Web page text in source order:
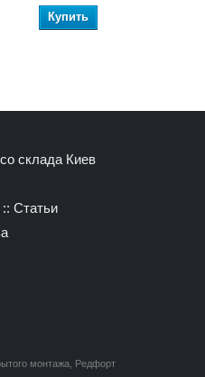
Купить
склада Киев
:: Статьи
монтажа Редфорт